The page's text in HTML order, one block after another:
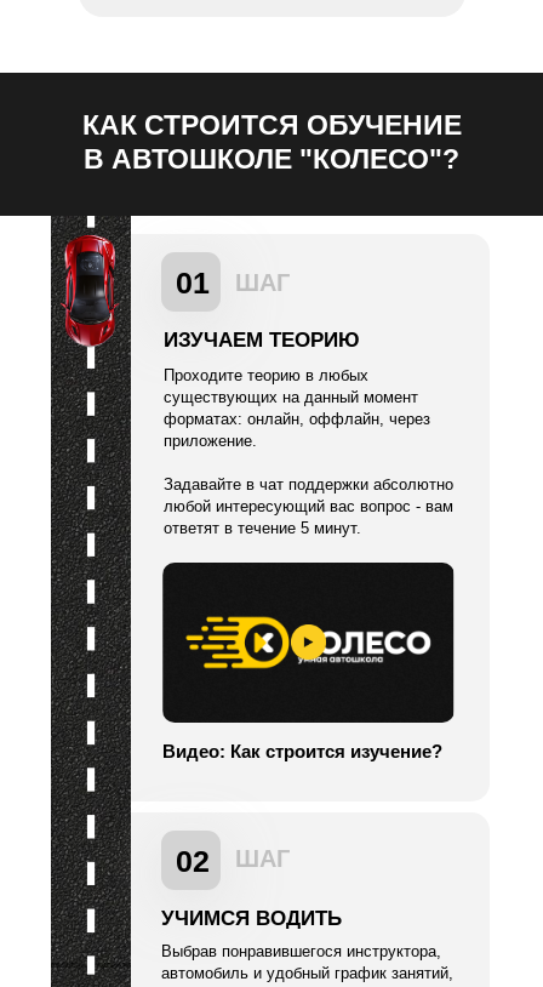
КАК СТРОИТСЯ ОБУЧЕНИЕ
В АВТОШКОЛЕ "КОЛЕСО"?
Проходите теорию в любых
существующих на данный момент
форматах: онлайн, оффлайн, через
приложение.
Задавайте в чат поддержки абсолютно
любой интересующий вас вопрос - вам
ответят в течение 5 минут.
ИЗУЧАЕМ ТЕОРИЮ
Выбрав понравившегося инструктора,
автомобиль и удобный график занятий,
УЧИМСЯ ВОДИТЬ
ШАГ
ШАГ
Видео: Как строится изучение?
01
02